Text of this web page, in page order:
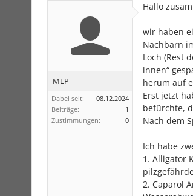
MLP
Dabei seit:
08.12.2024
Beiträge:
1
Zustimmungen:
0
Hallo
wir haben
Nachbarn
Loch (Rest
innen“
herum auf
Erst jetzt
befürchte,
Nach dem
Ich habe
1. Alligator
2. Caparol